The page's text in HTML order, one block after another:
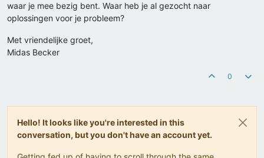
waar je mee bezig bent. Waar heb je al gezocht naar
oplossingen voor je probleem?
Met vriendelijke groet,
Midas Becker
0
Hello! It looks like you're interested in this
conversation, but you don't have an account yet.